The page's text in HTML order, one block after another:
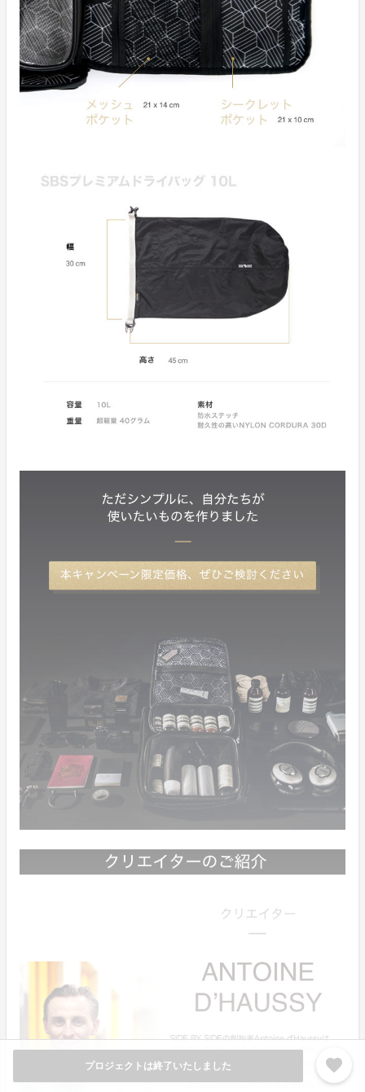
プロジェクトは終了いたしました favorite